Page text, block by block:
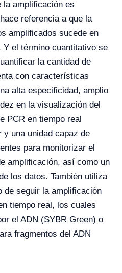
la amplificación es
referencia a que la
amplificados sucede en
el término cuantitativo se
la cantidad de
con características
alta especificidad, amplio
en la visualización del
PCR en tiempo real
y una unidad capaz de
para monitorizar el
amplificación, así como un
los datos. También utiliza
de seguir la amplificación
tiempo real, los cuales
el ADN (SYBR Green) o
fragmentos del ADN